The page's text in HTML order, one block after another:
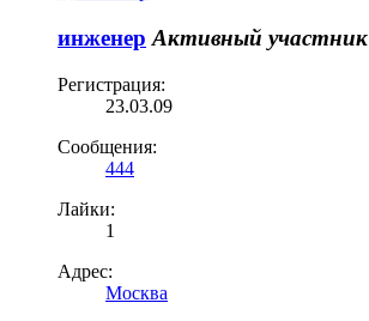
инженер Активный участник
Регистрация:
23.03.09
Сообщения:
444
Лайки:
1
Адрес:
Москва